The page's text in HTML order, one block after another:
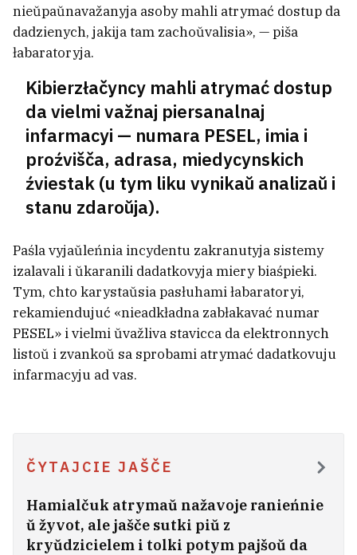
nieŭpaŭnavažanyja asoby mahli atrymać dostup da
dadzienych, jakija tam zachoŭvalisia», — piša
łabaratoryja.
Kibierzłačyncy mahli atrymać dostup
da vielmi važnaj piersanalnaj
infarmacyi — numara PESEL, imia i
proźvišča, adrasa, miedycynskich
źviestak (u tym liku vynikaŭ analizaŭ i
stanu zdaroŭja).
Paśla vyjaŭleńnia incydentu zakranutyja sistemy
izalavali i ŭkaranili dadatkovyja miery biaśpieki.
Tym, chto karystaŭsia pasłuhami łabaratoryi,
rekamiendujuć «nieadkładna zabłakavać numar
PESEL» i vielmi ŭvažliva stavicca da elektronnych
listoŭ i zvankoŭ sa sprobami atrymać dadatkovuju
infarmacyju ad vas.
ČYTAJCIE JAŠČE
Hamialčuk atrymaŭ nažavoje ranieńnie
ŭ žyvot, ale jašče sutki piŭ z
kryŭdzicielem i tolki potym pajšoŭ da
U Mazyry prosta piekła. Tam užo
+35°C
U rasijskim sudzie biełarus niecenzurna
nazvaŭ supracoŭnika FSB «tupym,